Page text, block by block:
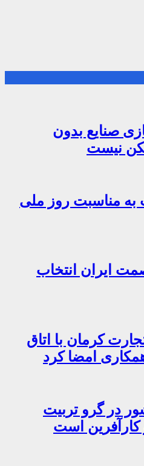
صنایع بدون
نیست
به مناسبت روز ملی
ایران انتخاب
کرمان با اتاق
امضا کرد
در گرو تربیت
کارآفرین است